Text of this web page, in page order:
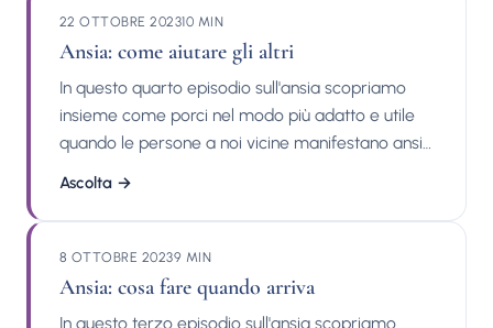
sottovalutare la complessità di un fenomeno
atroce. Pubblicazioni del dott. Michele Facci:
Interventi su stampa, tv e radio: Contatti:
22 OTTOBRE 202310 MIN
Ansia: come aiutare gli altri
In questo quarto episodio sull'ansia scopriamo
insieme come porci nel modo più adatto e utile
quando le persone a noi vicine manifestano ansia.
Ascolta →
8 OTTOBRE 20239 MIN
Ansia: cosa fare quando arriva
In questo terzo episodio sull'ansia scopriamo